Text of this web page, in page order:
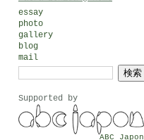
イessay
photo
gallery
blog
mail
Supported by
ABC Japon